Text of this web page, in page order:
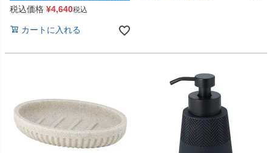
税込価格 ¥4,640税込
カートに入れる